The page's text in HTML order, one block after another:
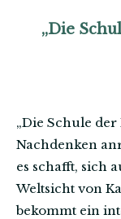
„Die
„Die Schule
Nachdenken
es schafft, sich
Weltsicht von
bekommt ein